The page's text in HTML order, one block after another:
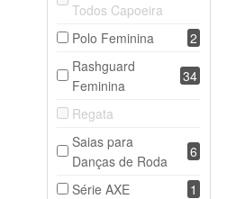
Todos Capoeira
Polo Feminina
2
Rashguard
Feminina
34
Regata
Saias para
Danças de Roda
6
Série AXE
1